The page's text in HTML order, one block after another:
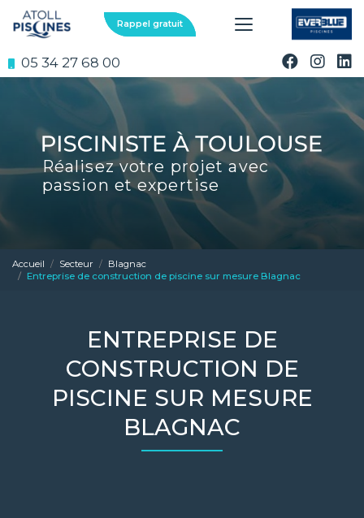
au
contenu
05 34 27 68 00
Rappel gratuit
Réalisez votre projet avec
passion et expertise
Accueil Secteur
Blagnac
Entreprise de construction de piscine sur mesure Blagnac
ENTREPRISE DE
CONSTRUCTION DE
PISCINE SUR MESURE
BLAGNAC